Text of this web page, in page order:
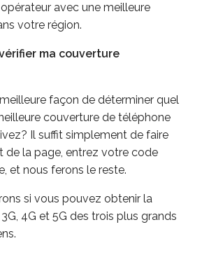
opérateur avec une meilleure
votre région.
ma couverture
façon de déterminer quel
couverture de téléphone
Il suffit simplement de faire
de la page, entrez votre code
et nous ferons le reste.
si vous pouvez obtenir la
4G et 5G des trois plus grands